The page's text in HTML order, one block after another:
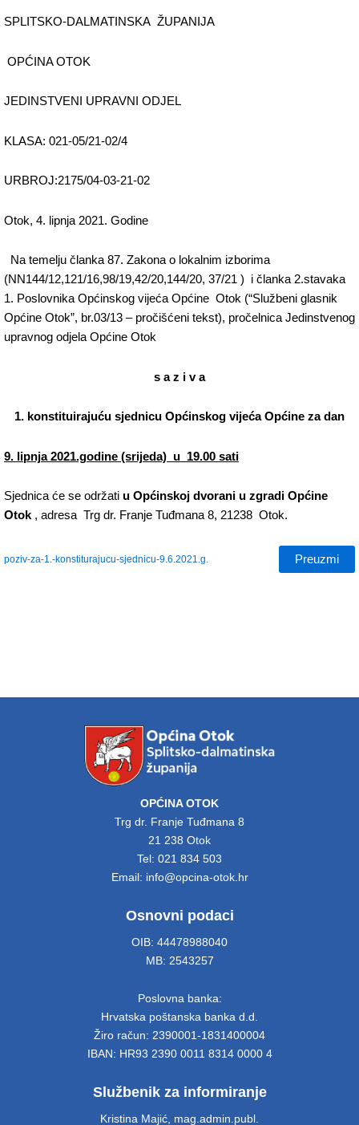
SPLITSKO-DALMATINSKA ŽUPANIJA
OPĆINA OTOK
JEDINSTVENI UPRAVNI ODJEL
KLASA: 021-05/21-02/4
URBROJ:2175/04-03-21-02
Otok, 4. lipnja 2021. Godine
Na temelju članka 87. Zakona o lokalnim izborima
(NN144/12,121/16,98/19,42/20,144/20, 37/21 ) i članka 2.stavaka
1. Poslovnika Općinskog vijeća Općine Otok (“Službeni glasnik
Općine Otok”, br.03/13 – pročišćeni tekst), pročelnica Jedinstvenog
upravnog odjela Općine Otok
s a z i v a
1. konstituirajuću sjednicu Općinskog vijeća Općine za dan
9. lipnja 2021.godine (srijeda) u 19.00 sati
Sjednica će se održati u Općinskoj dvorani u zgradi Općine
Otok, adresa Trg dr. Franje Tuđmana 8, 21238 Otok.
poziv-za-1.-konstiturajucu-sjednicu-9.6.2021.g. Preuzmi
OPĆINA OTOK
Trg dr. Franje Tuđmana 8
21 238 Otok
Tel: 021 834 503
Email: info@opcina-otok.hr
Osnovni podaci
OIB: 44478988040
MB: 2543257
Poslovna banka:
Hrvatska poštanska banka d.d.
Žiro račun: 2390001-1831400004
IBAN: HR93 2390 0011 8314 0000 4
Službenik za informiranje
Kristina Majić, mag.admin.publ.